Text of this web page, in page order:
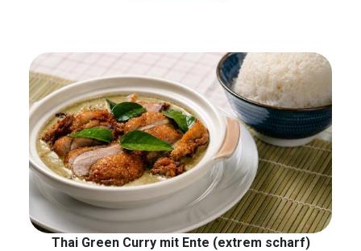
Thai Green Curry mit Ente (extrem scharf)